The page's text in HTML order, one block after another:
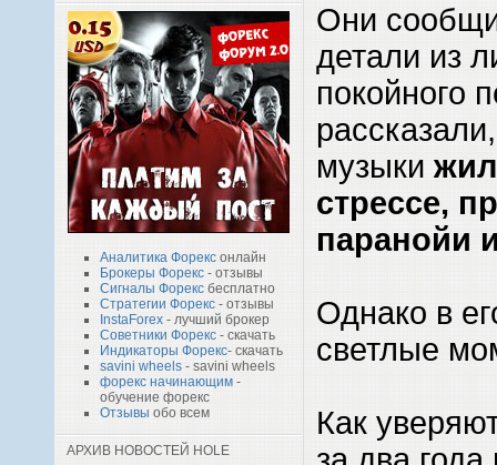
Аналитика Форекс онлайн
Брокеры Форекс - отзывы
Сигналы Форекс бесплатно
Стратегии Форекс - отзывы
InstaForex - лучший брокер
Советники Форекс - скачать
Индикаторы Форекс- скачать
savini wheels - savini wheels
форекс начинающим -
обучение форекс
Отзывы обо всем
АРХИВ НОВОСТЕЙ HOLE
Они
детали из
покойного
музыки
стрессе,
паранойи
Однако в
светлые
Как